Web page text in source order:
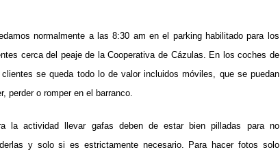
normalmente a las 8:30 am en el parking habilitado para los
cerca del peaje de la Cooperativa de Cázulas. En los coches de
clientes se queda todo lo de valor incluidos móviles, que se puedan
perder o romper en el barranco.
la actividad llevar gafas deben de estar bien pilladas para no
y solo si es estrictamente necesario. Para hacer fotos solo